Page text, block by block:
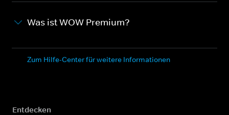
Was ist WOW Premium?
Zum Hilfe-Center für weitere Informationen
Entdecken